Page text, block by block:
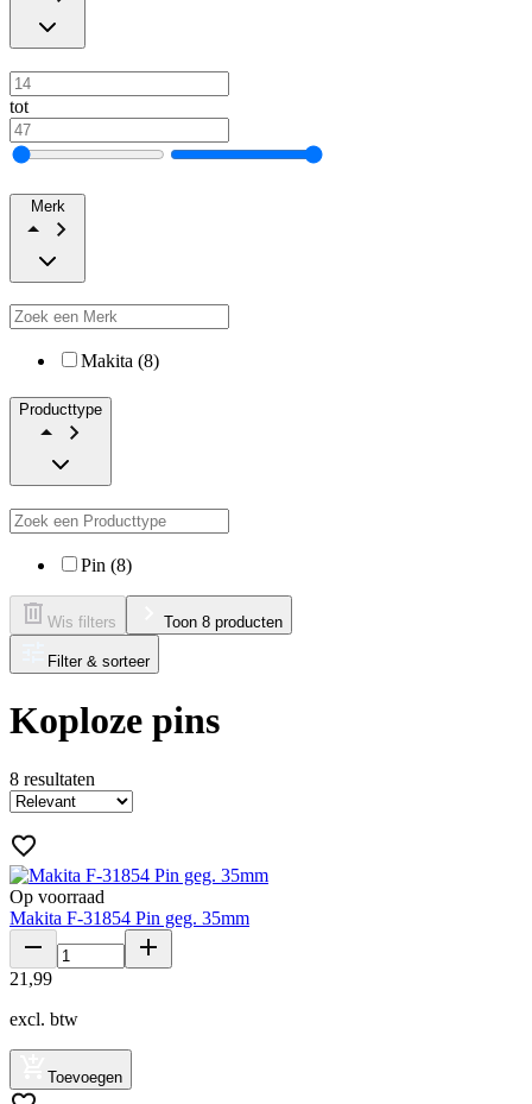
tot
Merk
Makita (8)
Producttype
Pin (8)
Wis filters Toon 8 producten
Filter & sorteer
Koploze pins
8 resultaten
Op voorraad
Makita F-31854 Pin geg. 35mm
21 ,99
excl. btw
Toevoegen